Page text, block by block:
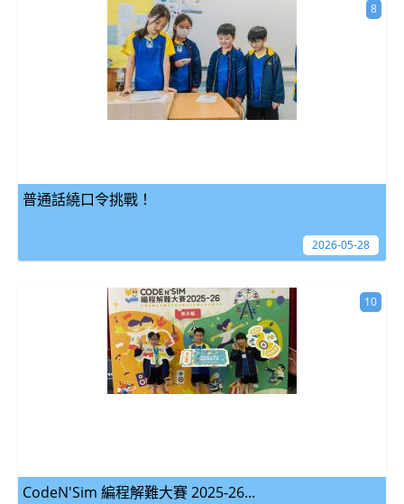
普通話繞口令挑戰！
8
2026-05-28
CodeN'Sim 編程解難大賽 2025-26...
10